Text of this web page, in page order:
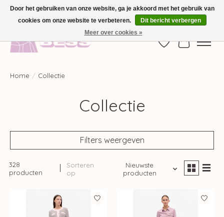
GRATIS VERZENDING VANAF €100,-
Verlanglijst
Home / Collectie
Collectie
Filters weergeven
328
producten
Sorteren
op
Nieuwste
producten
Door het gebruiken van onze website, ga je akkoord met het gebruik van
cookies om onze website te verbeteren.
Dit bericht verbergen
Meer over cookies »